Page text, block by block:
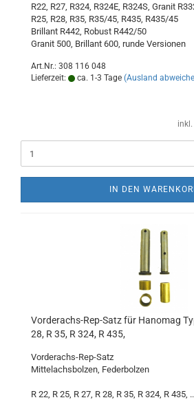
R22, R27, R324, R324E, R324S, Granit
R25, R28, R35, R35/45, R435, R435/45
Brillant R442, Robust R442/50
Granit 500, Brillant 600, runde Versionen
Art.Nr.: 308 116 048
Lieferzeit:
ca. 1-3 Tage (Ausland
IN DEN
Vorderachs-Rep-Satz für Hanomag
28, R 35, R 324, R 435,
Vorderachs-Rep-Satz
Mittelachsbolzen, Federbolzen
R 22, R 25, R 27, R 28, R 35, R 324, R 435,